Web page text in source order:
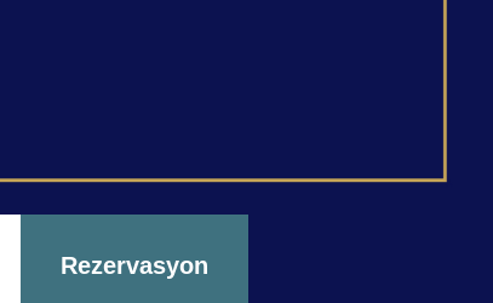
Rezervasyon